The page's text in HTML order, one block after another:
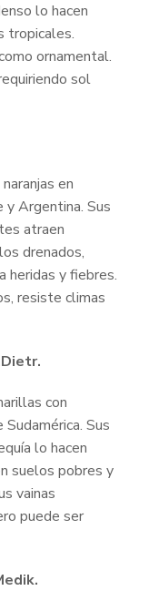
lo hacen
tropicales.
ornamental.
sol
en
y Argentina. Sus
atraen
drenados,
heridas y fiebres.
resiste climas
con
Sus
lo hacen
suelos pobres y
vainas
puede ser